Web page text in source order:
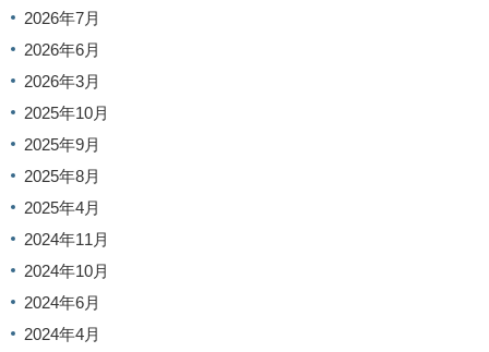
2026年7月
2026年6月
2026年3月
2025年10月
2025年9月
2025年8月
2025年4月
2024年11月
2024年10月
2024年6月
2024年4月